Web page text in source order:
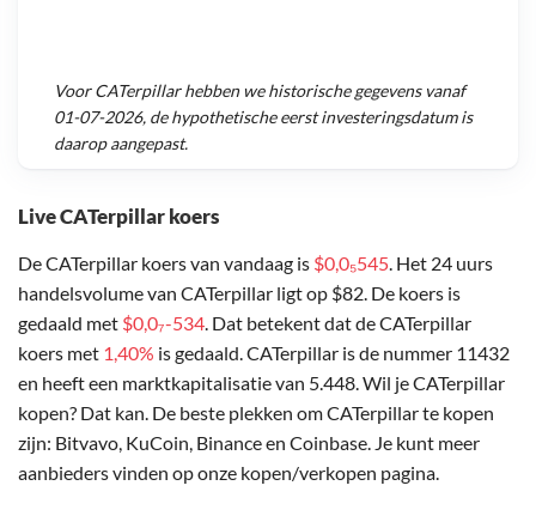
Live CATerpillar koers
De CATerpillar koers van vandaag is $0,0₅545. Het 24 uurs
handelsvolume van CATerpillar ligt op $82. De koers is
gedaald met $0,0₇-534. Dat betekent dat de CATerpillar
koers met 1,40% is gedaald. CATerpillar is de nummer 11432
en heeft een marktkapitalisatie van 5.448. Wil je CATerpillar
kopen? Dat kan. De beste plekken om CATerpillar te kopen
zijn: Bitvavo, KuCoin, Binance en Coinbase. Je kunt meer
aanbieders vinden op onze kopen/verkopen pagina.
VoorCATerpillarhebben we historische gegevens vanaf
01-07-2026, de hypothetische eerst investeringsdatum is
daarop aangepast.